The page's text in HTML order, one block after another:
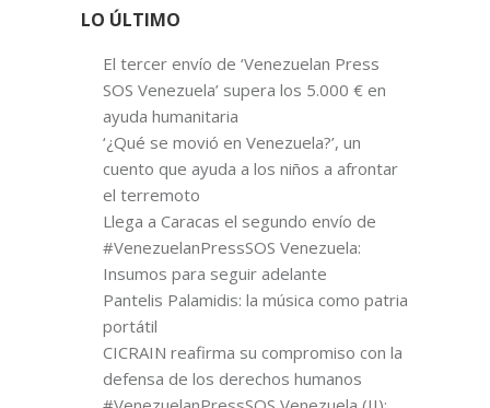
LO ÚLTIMO
El tercer envío de ‘Venezuelan Press
SOS Venezuela’ supera los 5.000 € en
ayuda humanitaria
‘¿Qué se movió en Venezuela?’, un
cuento que ayuda a los niños a afrontar
el terremoto
Llega a Caracas el segundo envío de
#VenezuelanPressSOS Venezuela:
Insumos para seguir adelante
Pantelis Palamidis: la música como patria
portátil
CICRAIN reafirma su compromiso con la
defensa de los derechos humanos